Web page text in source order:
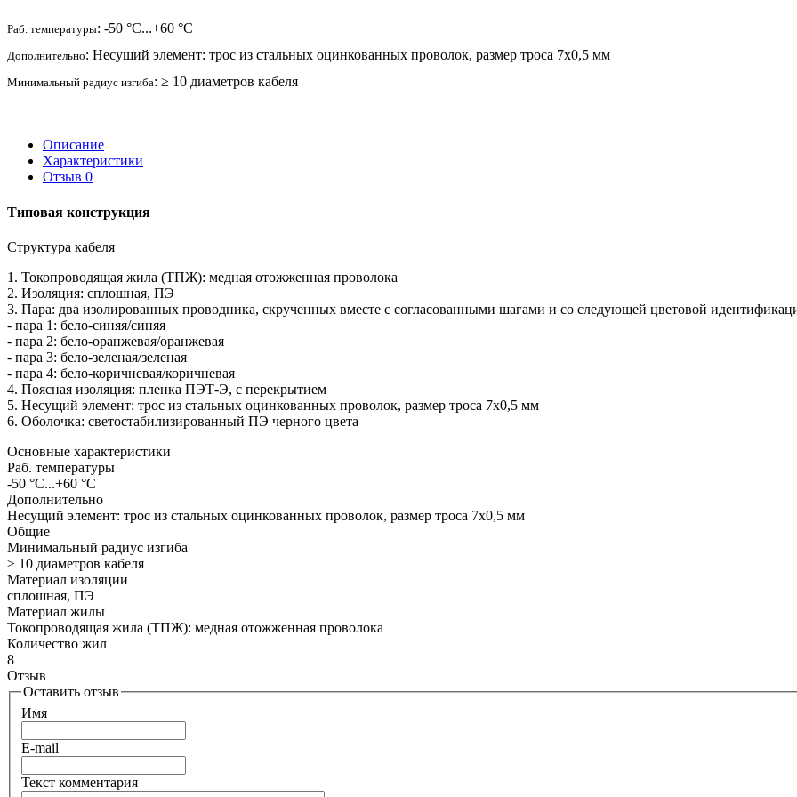
Раб. температуры: -50 °C...+60 °C
Дополнительно: Несущий элемент: трос из стальных оцинкованных проволок, размер троса 7х0,5 мм
Минимальный радиус изгиба: ≥ 10 диаметров кабеля
Описание
Характеристики
Отзыв 0
Типовая конструкция
Структура кабеля
1. Токопроводящая жила (ТПЖ): медная отожженная проволока
2. Изоляция: сплошная, ПЭ
3. Пара: два изолированных проводника, скрученных вместе с согласованными шагами и со следующей цветовой
- пара 1: бело-синяя/синяя
- пара 2: бело-оранжевая/оранжевая
- пара 3: бело-зеленая/зеленая
- пара 4: бело-коричневая/коричневая
4. Поясная изоляция: пленка ПЭТ-Э, с перекрытием
5. Несущий элемент: трос из стальных оцинкованных проволок, размер троса 7х0,5 мм
6. Оболочка: светостабилизированный ПЭ черного цвета
Основные характеристики
Раб. температуры
-50 °C...+60 °C
Дополнительно
Несущий элемент: трос из стальных оцинкованных проволок, размер троса 7х0,5 мм
Общие
Минимальный радиус изгиба
≥ 10 диаметров кабеля
Материал изоляции
сплошная, ПЭ
Материал жилы
Токопроводящая жила (ТПЖ): медная отожженная проволока
Количество жил
8
Отзыв
Оставить отзыв
Имя
E-mail
Текст комментария